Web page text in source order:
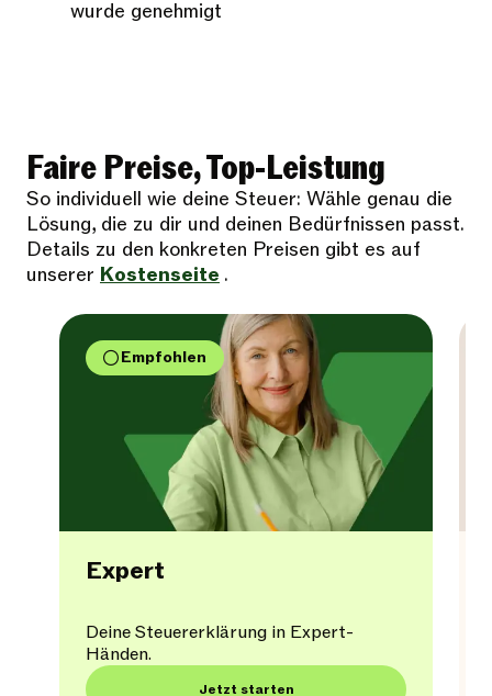
wurde genehmigt
Faire Preise, Top-Leistung
So individuell wie deine Steuer: Wähle genau die
Lösung, die zu dir und deinen Bedürfnissen passt.
Details zu den konkreten Preisen gibt es auf
unserer Kostenseite .
Empfohlen
Expert
Deine Steuererklärung in Expert-
Händen.
Jetzt starten